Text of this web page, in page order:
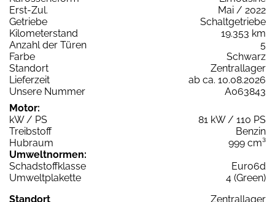
Erst-Zul.
Mai / 2022
Getriebe
Schaltgetriebe
Kilometerstand
19.353 km
Anzahl der Türen
5
Farbe
Schwarz
Standort
Zentrallager
Lieferzeit
ab ca. 10.08.2026
Unsere Nummer
A063843
Motor:
kW / PS
81 kW / 110 PS
Treibstoff
Benzin
Hubraum
999 cm³
Umweltnormen:
Schadstoffklasse
Euro6d
Umweltplakette
4 (Green)
Standort
Zentrallager